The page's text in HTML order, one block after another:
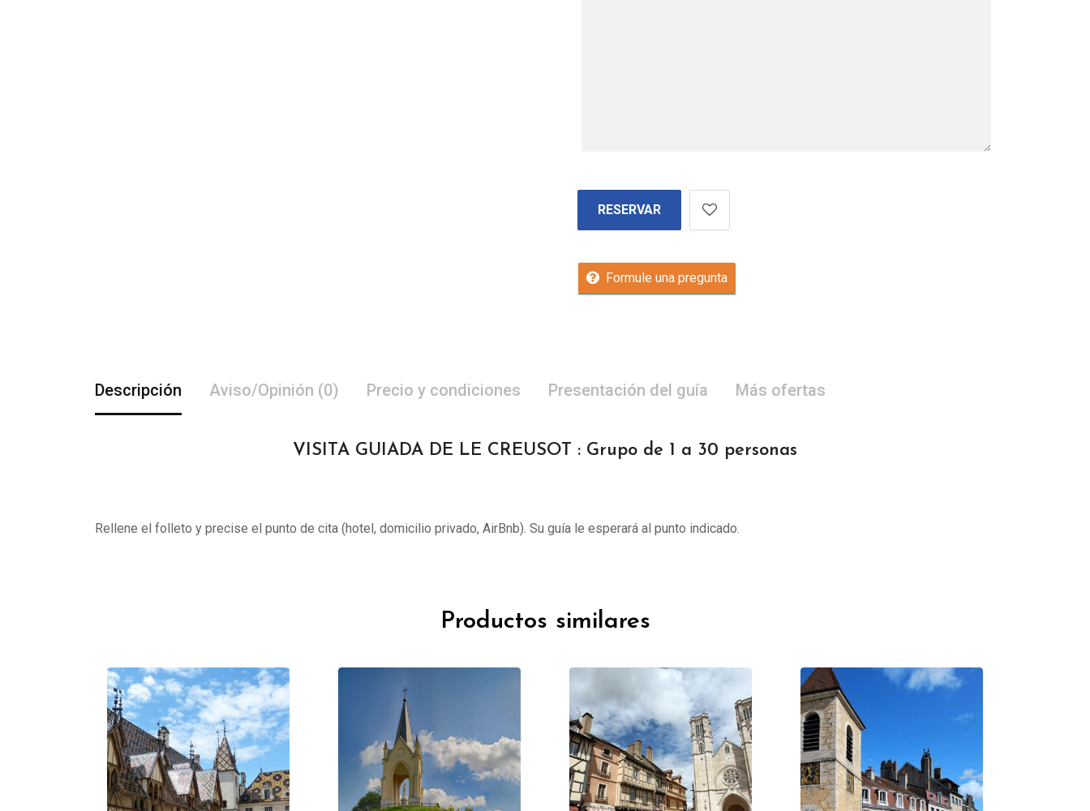
RESERVAR
Formule una pregunta
Descripción Aviso/Opinión (0) Precio y condiciones Presentación del guía Más ofertas
VISITA GUIADA DE LE CREUSOT : Grupo de 1 a 30 personas
Rellene el folleto y precise el punto de cita (hotel, domicilio privado, AirBnb). Su guía le esperará al punto indicado.
Productos similares